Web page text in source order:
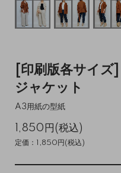
[印刷版各サイ
ジャケット
A3用紙の型紙
1,850円(税込)
定価：1,850円(税込)